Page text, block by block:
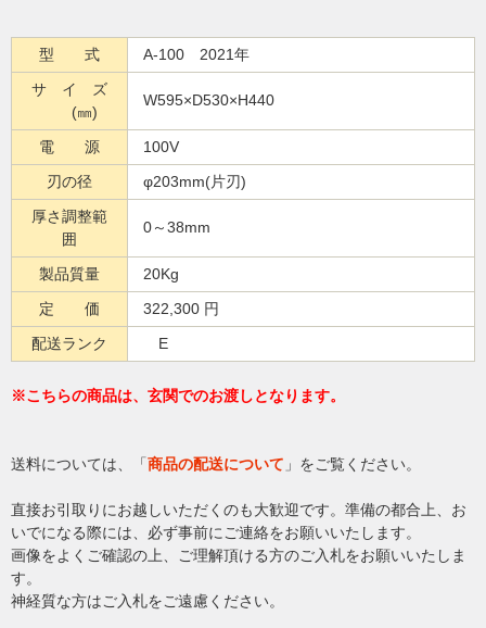
型 式
A-100 2021年
サ イ ズ
(㎜)
W595×D530×H440
電 源
100V
刃の径
φ203mm(片刃)
厚さ調整範
囲
0～38mm
製品質量
20Kg
定 価
322,300 円
配送ランク
E
※こちらの商品は、玄関でのお渡しとなります。
送料については、「商品の配送について 」をご覧ください。
直接お引取りにお越しいただくのも大歓迎です。準備の都合上、お
いでになる際には、必ず事前にご連絡をお願いいたします。
画像をよくご確認の上、ご理解頂ける方のご入札をお願いいたしま
す。
神経質な方はご入札をご遠慮ください。